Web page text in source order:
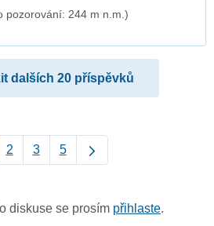
pozorování: 244 m n.m.)
dalších 20 příspěvků
2 3 5
diskuse se prosím přihlaste.